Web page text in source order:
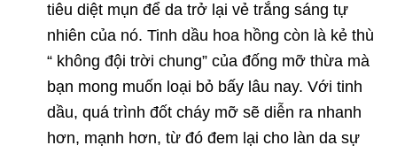
tiêu diệt mụn để da trở lại vẻ trắng sáng tự
nhiên của nó. Tinh dầu hoa hồng còn là kẻ thù
“ không đội trời chung” của đống mỡ thừa mà
bạn mong muốn loại bỏ bấy lâu nay. Với tinh
dầu, quá trình đốt cháy mỡ sẽ diễn ra nhanh
hơn, mạnh hơn, từ đó đem lại cho làn da sự